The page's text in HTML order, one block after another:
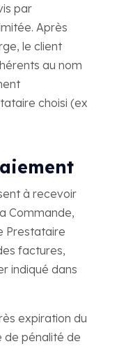
par
Après
le client
au nom
choisi (ex
à recevoir
Commande,
Prestataire
factures,
indiqué dans
expiration du
de pénalité de